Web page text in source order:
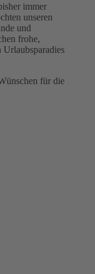
immer
unseren
und
frohe,
Urlaubsparadies
für die